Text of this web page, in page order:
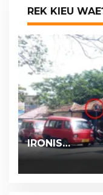
REK KIEU
IRONIS…